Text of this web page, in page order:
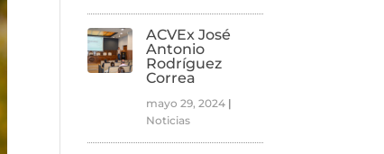
ACVEx José
Antonio
Rodríguez
Correa
mayo 29, 2024 |
Noticias